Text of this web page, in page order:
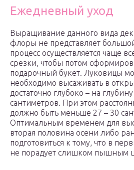
Ежедневный уход
Выращивание данного вида
флоры не представляет
процесс осуществляется чаще
срезки, чтобы потом
подарочный букет. Луковицы
необходимо высаживать в
достаточно глубоко – на
сантиметров. При этом
должно быть меньше 27 – 30
Оптимальным временем для
вторая половина осени либо
подготовиться к тому, что в
не порадует слишком пышным